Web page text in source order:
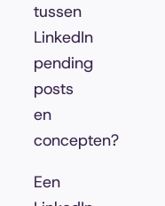
tussen
LinkedIn
pending
posts
en
concepten?
Een